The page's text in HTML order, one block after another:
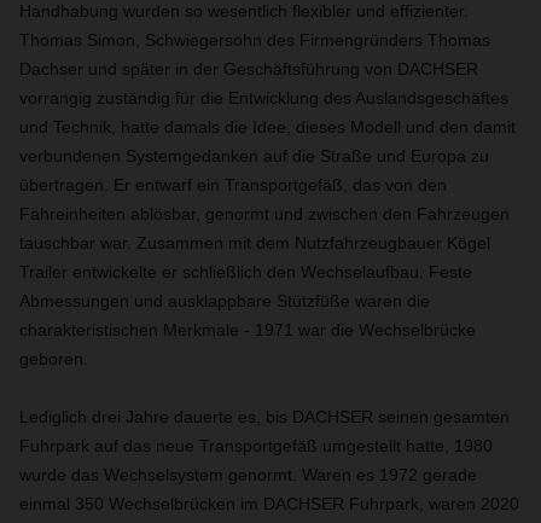
Handhabung wurden so wesentlich flexibler und effizienter.
Thomas Simon, Schwiegersohn des Firmengründers Thomas
Dachser und später in der Geschäftsführung von DACHSER
vorrangig zuständig für die Entwicklung des Auslandsgeschäftes
und Technik, hatte damals die Idee, dieses Modell und den damit
verbundenen Systemgedanken auf die Straße und Europa zu
übertragen. Er entwarf ein Transportgefäß, das von den
Fahreinheiten ablösbar, genormt und zwischen den Fahrzeugen
tauschbar war. Zusammen mit dem Nutzfahrzeugbauer Kögel
Trailer entwickelte er schließlich den Wechselaufbau. Feste
Abmessungen und ausklappbare Stützfüße waren die
charakteristischen Merkmale - 1971 war die Wechselbrücke
geboren.
Lediglich drei Jahre dauerte es, bis DACHSER seinen gesamten
Fuhrpark auf das neue Transportgefäß umgestellt hatte,
1980
wurde das Wechselsystem genormt. Waren es 1972 gerade
einmal 350 Wechselbrücken im DACHSER Fuhrpark, waren 2020